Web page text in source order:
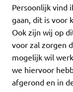
Persoonlijk vind
gaan, dit is voor
Ook zijn wij op
voor zal zorgen
mogelijk wil
we hiervoor
afgerond en in